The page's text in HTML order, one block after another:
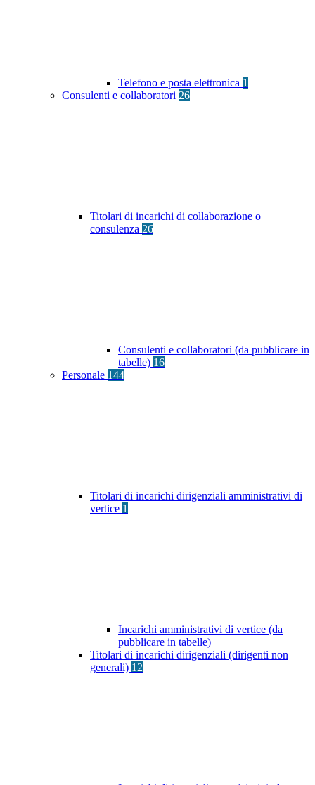
Telefono e posta elettronica 1
Consulenti e collaboratori 26
Titolari di incarichi di collaborazione o
consulenza 26
Consulenti e collaboratori (da pubblicare in
tabelle) 16
Personale 144
Titolari di incarichi dirigenziali amministrativi di
vertice 1
Incarichi amministrativi di vertice (da
pubblicare in tabelle)
Titolari di incarichi dirigenziali (dirigenti non
generali) 12